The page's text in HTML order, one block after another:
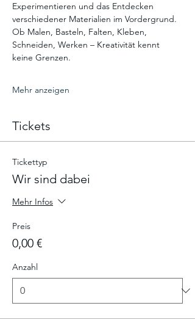
Experimentieren und das Entdecken
verschiedener Materialien im Vordergrund.
Ob Malen, Basteln, Falten, Kleben,
Schneiden, Werken – Kreativität kennt
keine Grenzen.
Mehr anzeigen
Tickets
Tickettyp
Wir sind dabei
Mehr Infos
Preis
0,00 €
Anzahl